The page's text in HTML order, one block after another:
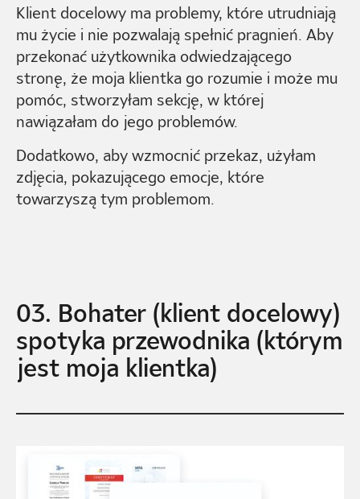
Klient docelowy ma problemy, które utrudniają
mu życie i nie pozwalają spełnić pragnień. Aby
przekonać użytkownika odwiedzającego
stronę, że moja klientka go rozumie i może mu
pomóc, stworzyłam sekcję, w której
nawiązałam do jego problemów.
Dodatkowo, aby wzmocnić przekaz, użyłam
zdjęcia, pokazującego emocje, które
towarzyszą tym problemom.
03. Bohater (klient docelowy)
spotyka przewodnika (którym
jest moja klientka)